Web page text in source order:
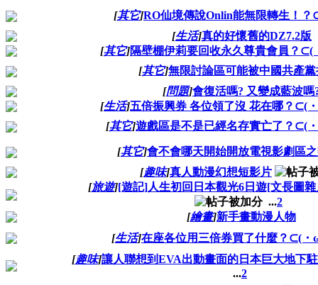
[其它]RO仙境傳說Onlin能無限轉生！
[生活]真的好懷舊的DZ7.2版
[其它]隔壁棚伊莉要回收永久尊貴會員？
[其它]無限討論區可能被中國共產黨
[問題]會復活嗎? 又變成藍波嗎
[生活]五倍振興券 各位領了沒 花在哪？⊂(
[其它]遊戲區是不是已經名存實亡了？⊂(
[其它]會不會哪天開始開放電視影劇區
[趣味]真人動漫幻想短影片
[旅遊][遊記]人生初回日本觀光6日遊[文長圖
...2
[繪畫]新手畫動漫人物
[生活]在座各位用三倍券買了什麼？⊂(
[趣味]讓人聯想到EVA出動畫面的日本巨大地下
...2